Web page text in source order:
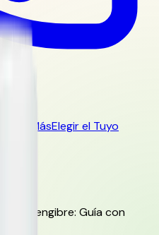
MásElegir el Tuyo
de Jengibre: Guía con